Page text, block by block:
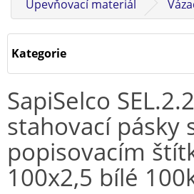
Upevňovací materiál
Kategorie
SapiSelco
stahovací pásky
popisovacím
100x2,5 bílé